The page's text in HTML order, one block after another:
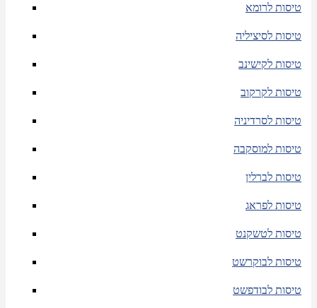
טיסות לרומא
טיסות לסיציליה
טיסות לקישינב
טיסות לקרקוב
טיסות לסרדיניה
טיסות למוסקבה
טיסות לברלין
טיסות לפראג
טיסות לטשקנט
טיסות לבוקרשט
טיסות לבודפשט